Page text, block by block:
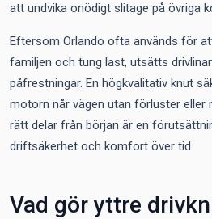
att undvika onödigt slitage på övriga
Eftersom Orlando ofta används för
familjen och tung last, utsätts
påfrestningar. En högkvalitativ knut
motorn når vägen utan förluster eller
rätt delar från början är en
driftsäkerhet och komfort över tid.
Vad gör yttre